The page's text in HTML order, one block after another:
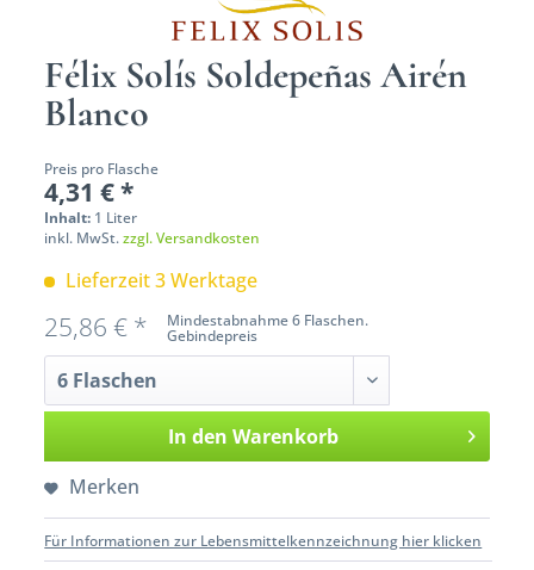
Félix Solís Soldepeñas Airén
Blanco
Preis pro Flasche
4,31 € *
Inhalt: 1 Liter
inkl. MwSt.zzgl. Versandkosten
Lieferzeit 3 Werktage
Mindestabnahme 6 Flaschen.
Gebindepreis
25,86 € *
In den Warenkorb
Merken
Für Informationen zur Lebensmittelkennzeichnung hier klicken